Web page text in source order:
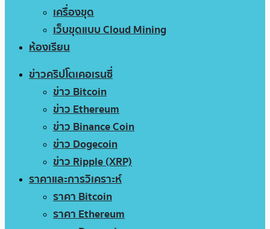
เครื่องขุด
เว็บขุดแบบ Cloud Mining
ห้องเรียน
ข่าวคริปโตเคอเรนซี่
ข่าว Bitcoin
ข่าว Ethereum
ข่าว Binance Coin
ข่าว Dogecoin
ข่าว Ripple (XRP)
ราคาและการวิเคราะห์
ราคา Bitcoin
ราคา Ethereum